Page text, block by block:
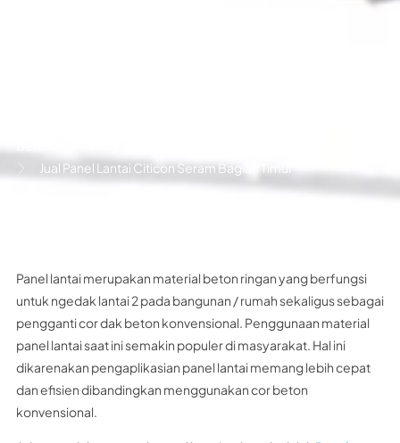
Jual Panel Lantai Citicon Seram Bagian Timur
Panel lantai merupakan material beton ringan yang berfungsi
untuk ngedak lantai 2 pada bangunan / rumah sekaligus sebagai
pengganti cor dak beton konvensional. Penggunaan material
panel lantai saat ini semakin populer di masyarakat. Hal ini
dikarenakan pengaplikasian panel lantai memang lebih cepat
dan efisien dibandingkan menggunakan cor beton
konvensional.